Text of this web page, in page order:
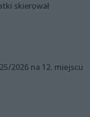
skierował
2026 na 12. miejscu